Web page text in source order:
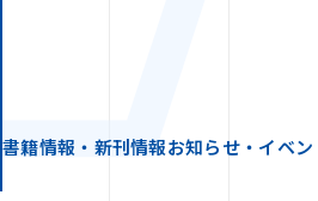
書籍情報・新刊情報お知らせ・イベン